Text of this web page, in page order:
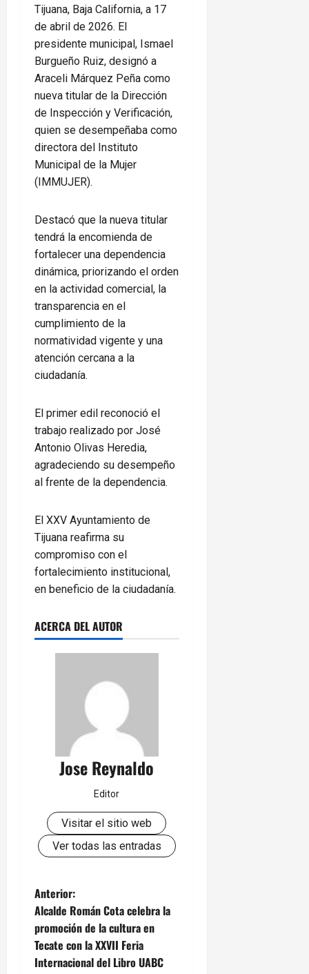
Tijuana, Baja California, a 17
de abril de 2026. El
presidente municipal, Ismael
Burgueño Ruiz, designó a
Araceli Márquez Peña como
nueva titular de la Dirección
de Inspección y Verificación,
quien se desempeñaba como
directora del Instituto
Municipal de la Mujer
(IMMUJER).
Destacó que la nueva titular
tendrá la encomienda de
fortalecer una dependencia
dinámica, priorizando el orden
en la actividad comercial, la
transparencia en el
cumplimiento de la
normatividad vigente y una
atención cercana a la
ciudadanía.
El primer edil reconoció el
trabajo realizado por José
Antonio Olivas Heredia,
agradeciendo su desempeño
al frente de la dependencia.
El XXV Ayuntamiento de
Tijuana reafirma su
compromiso con el
fortalecimiento institucional,
en beneficio de la ciudadanía.
ACERCA DEL AUTOR
Jose Reynaldo
Editor
Visitar el sitio web
Ver todas las entradas
N
a
v
Anterior:
Alcalde Román Cota celebra la
promoción de la cultura en
Tecate con la XXVII Feria
Internacional del Libro UABC